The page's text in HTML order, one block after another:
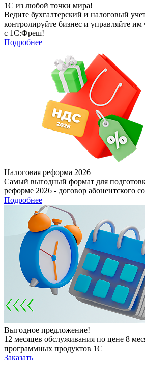
1С из любой точки мира!
Ведите бухгалтерский и налоговый
контролируйте бизнес и управляйте им
с 1С:Фреш!
Подробнее
Налоговая реформа 2026
Самый выгодный формат для
реформе 2026 - договор абонентского
Подробнее
Выгодное предложение!
12 месяцев обслуживания по цене 8
программных продуктов 1С
Заказать